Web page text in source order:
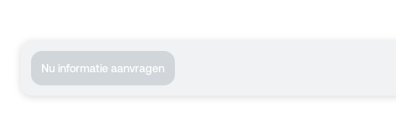
Nu informatie aanvragen